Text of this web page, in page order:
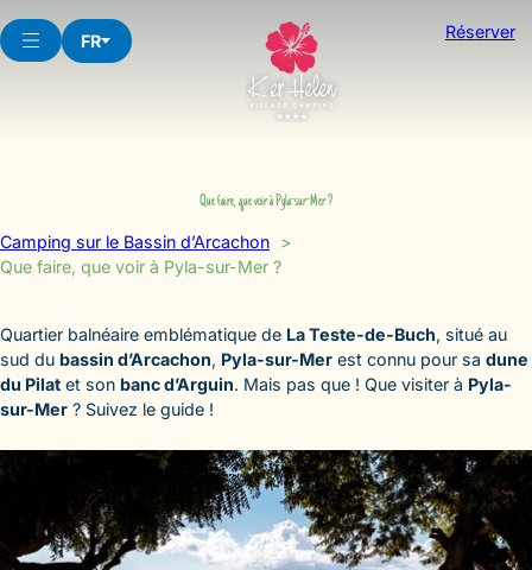
au
contenu
FR Réserver
Que faire, que voir à Pyla-sur-Mer ?
Camping sur le Bassin d’Arcachon
Que faire, que voir à Pyla-sur-Mer ?
Quartier balnéaire emblématique de La Teste-de-Buch, situé au
sud du bassin d’Arcachon, Pyla-sur-Mer est connu pour sa dune
du Pilat et son banc d’Arguin. Mais pas que ! Que visiter à Pyla-
sur-Mer ? Suivez le guide !